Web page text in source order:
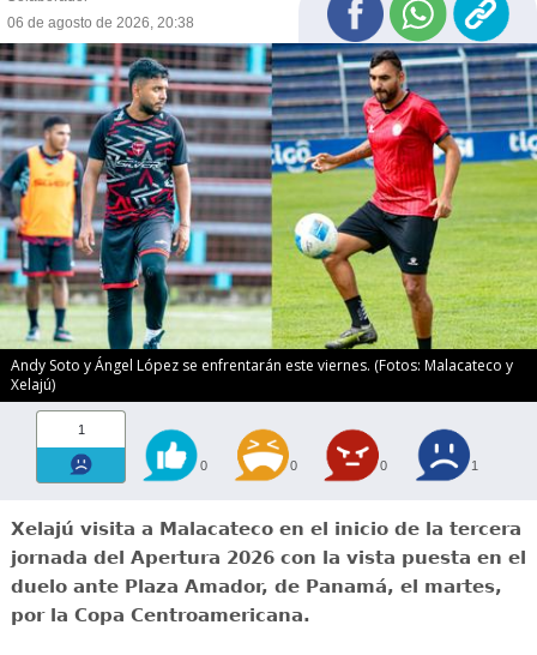
06 de agosto de 2026, 20:38
Andy Soto y Ángel López se enfrentarán este viernes. (Fotos: Malacateco y
Xelajú)
1
0 0 0 1
Xelajú visita a Malacateco en el inicio de la tercera
jornada del Apertura 2026 con la vista puesta en el
duelo ante Plaza Amador, de Panamá, el martes,
por la Copa Centroamericana.